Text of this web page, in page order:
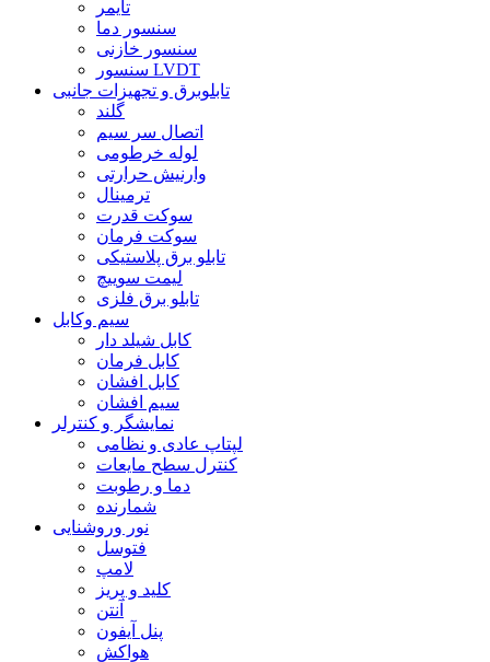
تایمر
سنسور دما
سنسور خازنی
سنسور LVDT
تابلوبرق و تجهیزات جانبی
گلند
اتصال سر سیم
لوله خرطومی
وارنیش حرارتی
ترمینال
سوکت قدرت
سوکت فرمان
تابلو برق پلاستیکی
لیمت سوییچ
تابلو برق فلزی
سیم وکابل
کابل شیلد دار
کابل فرمان
کابل افشان
سیم افشان
نمایشگر و کنترلر
لپتاپ عادی و نظامی
کنترل سطح مایعات
دما و رطوبت
شمارنده
نور وروشنایی
فتوسل
لامپ
کلید و پریز
آنتن
پنل آیفون
هواکش